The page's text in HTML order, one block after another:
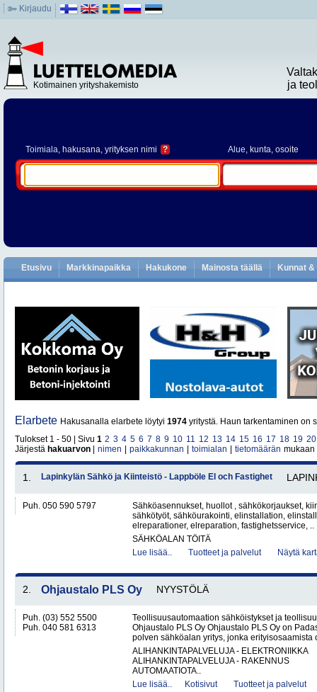
Kirjaudu
Kotimainen yrityshakemisto
ja
Toimiala, hakusana, yrityksen nimi ? Alue, kunta, osoite
Etusivu Markkinapaikka Hakukone Mainosta täällä Kunnat
Elarbete Hakusanalla elarbete löytyi 1974 yritystä. Haun tarkentaminen on
Tulokset 1 - 50 | Sivu 1 2 3 4 5 6 7 8 9 10 11 12 13 14 15 16 17 18 19 20
Järjestä hakuarvon nimen paikkakunnan toimialan tietomäärän mukaan
1. Lapinkylän Sähkö ja Kiinteistö - Lappböle El och Fastighet
Puh. 050 590 5797
Sähköasennukset, huollot , sähkökorjaukset,
sähkötyöt, sähköurakointi, elinstallation,
elreparationer, elreparation, fastighetsservice, ..
SÄHKÖALAN TÖITÄ
Lue lisää..
Tuotteet ja palvelut Näytä
2. Ohjaustalo PLS Oy NYYSTÖLÄ
Puh. (03) 552 5500
Puh. 040 581 6313
Teollisuusautomaation sähköistykset ja
Ohjaustalo PLS Oy Ohjaustalo PLS Oy on
polven sähköalan yritys, jonka erityisosaamista
ALIHANKINTAPALVELUJA - ELEKTRONIIKKA
ALIHANKINTAPALVELUJA - RAKENNUS
AUTOMAATIOTA..
Lue lisää..
Kotisivut Tuotteet ja palvelut